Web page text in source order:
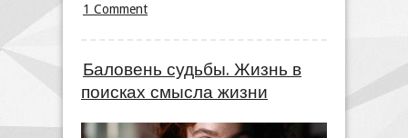
1 Comment
Баловень судьбы. Жизнь в
поисках смысла жизни